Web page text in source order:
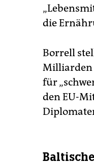
die
Borrell
Milliarden
für
den EU-